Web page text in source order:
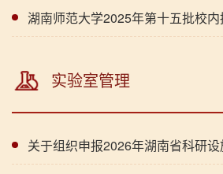
湖南师范大学2025年第十五批校
实验室管理
关于组织申报2026年湖南省科研设施和仪器开放共